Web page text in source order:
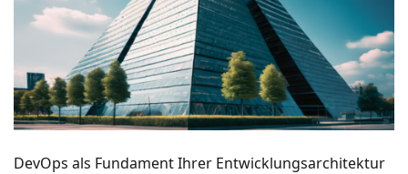
DevOps als Fundament Ihrer Entwicklungsarchitektur